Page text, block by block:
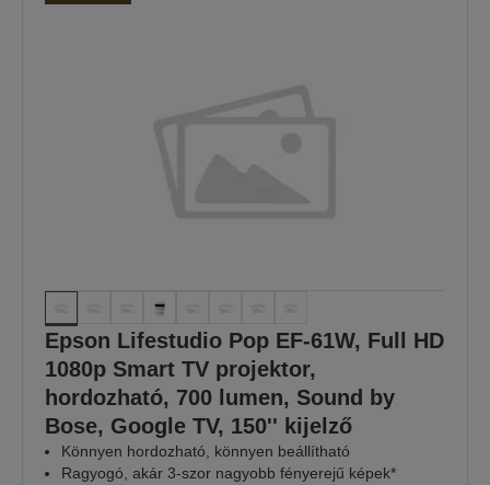
Epson Lifestudio Pop EF-61W, Full HD
1080p Smart TV projektor,
hordozható, 700 lumen, Sound by
Bose, Google TV, 150'' kijelző
Könnyen hordozható, könnyen beállítható
Ragyogó, akár 3-szor nagyobb fényerejű képek*